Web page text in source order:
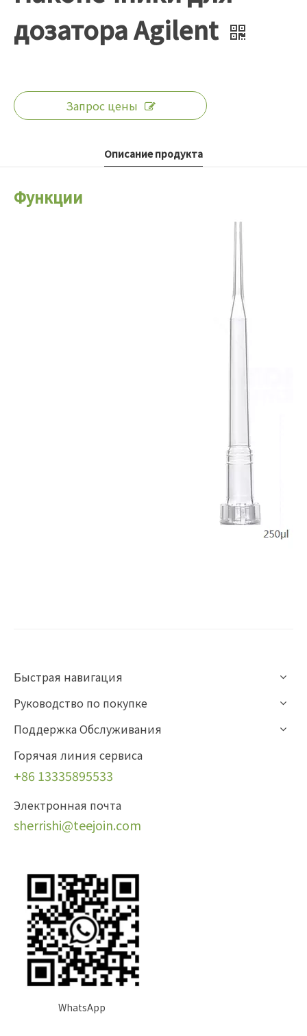
дозатора Agilent
Запрос цены
Описание продукта
Функции
Быстрая навигация
Руководство по покупке
Поддержка Обслуживания
Горячая линия сервиса
+86 13335895533
Электронная почта
sherrishi@teejoin.com
WhatsApp